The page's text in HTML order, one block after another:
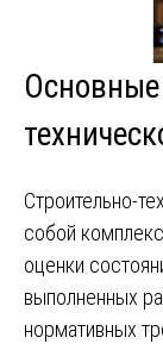
Строительно-
собой
оценки
выполненных
нормативных